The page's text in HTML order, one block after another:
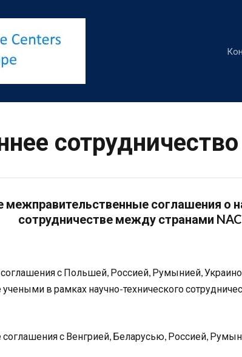
сотрудничество
межправительственные соглашения о
сотрудничестве между странами
с Польшей, Россией, Румынией,
в рамках научно-технического
соглашения с Венгрией, Беларусью, Россией,